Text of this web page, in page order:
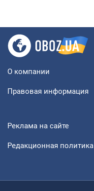
О компании
Правовая информация
Реклама на сайте
Редакционная политика